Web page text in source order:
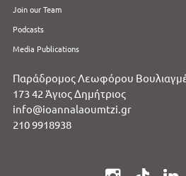
Join our Team
Podcasts
Media Publications
Παράδρομος Λεωφόρου
173 42 Άγιος Δημήτριος
info@ioannalaoumtzi.gr
210 9918938